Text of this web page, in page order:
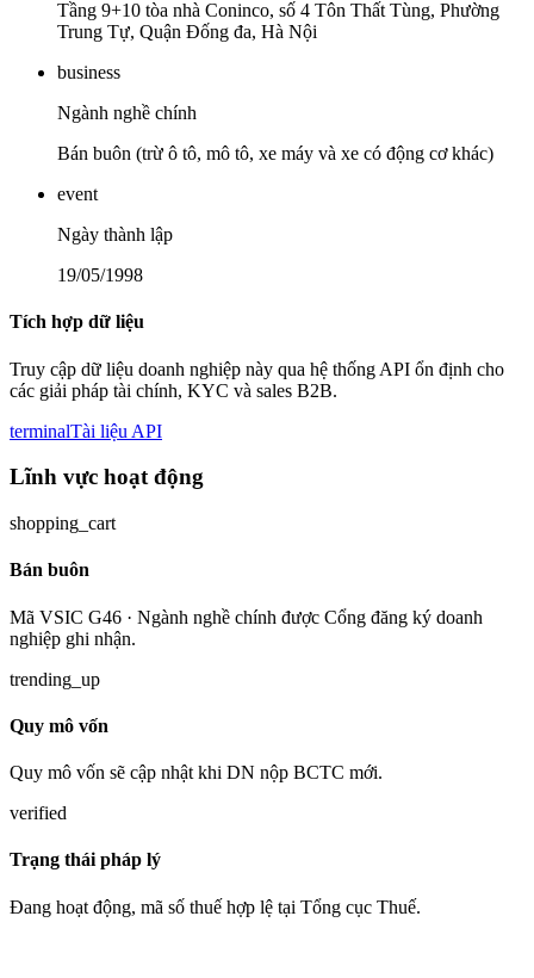
Tầng 9+10 tòa nhà Coninco, số 4 Tôn Thất Tùng, Phường
Trung Tự, Quận Đống đa, Hà Nội
business
Ngành nghề chính
Bán buôn (trừ ô tô, mô tô, xe máy và xe có động cơ khác)
event
Ngày thành lập
19/05/1998
Tích hợp dữ liệu
Truy cập dữ liệu doanh nghiệp này qua hệ thống API ổn định cho
các giải pháp tài chính, KYC và sales B2B.
terminalTài liệu API
Lĩnh vực hoạt động
shopping_cart
Bán buôn
Mã VSIC G46 · Ngành nghề chính được Cổng đăng ký doanh
nghiệp ghi nhận.
trending_up
Quy mô vốn
Quy mô vốn sẽ cập nhật khi DN nộp BCTC mới.
verified
Trạng thái pháp lý
Đang hoạt động, mã số thuế hợp lệ tại Tổng cục Thuế.